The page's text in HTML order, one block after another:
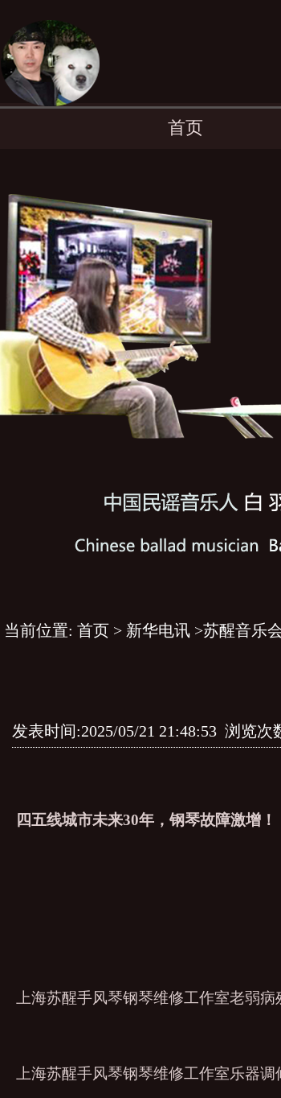
首页
当前位置: 首页 > 新华电讯 >苏醒音乐
发表时间:2025/05/21 21:48:53 浏览次
四五线城市未来30年，钢琴故障激增！
上海苏醒手风琴钢琴维修工作室老弱
上海苏醒手风琴钢琴维修工作室乐器